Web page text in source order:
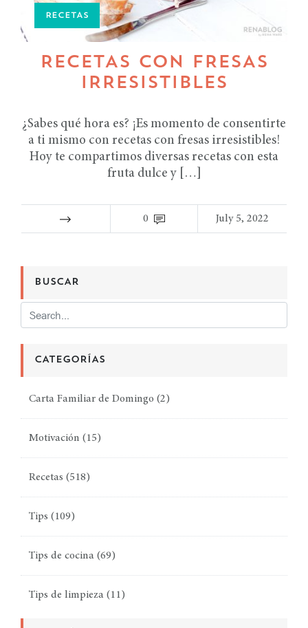
RECETAS
RECETAS CON FRESAS
IRRESISTIBLES
¿Sabes qué hora es? ¡Es momento de consentirte
a ti mismo con recetas con fresas irresistibles!
Hoy te compartimos diversas recetas con esta
fruta dulce y […]
0 July 5, 2022
BUSCAR
CATEGORÍAS
Carta Familiar de Domingo (2)
Motivación (15)
Recetas (518)
Tips (109)
Tips de cocina (69)
Tips de limpieza (11)